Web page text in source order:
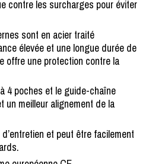
contre les surcharges pour éviter
sont en acier traité
élevée et une longue durée de
offre une protection contre la
4 poches et le guide-chaîne
meilleur alignement de la
et peut être facilement